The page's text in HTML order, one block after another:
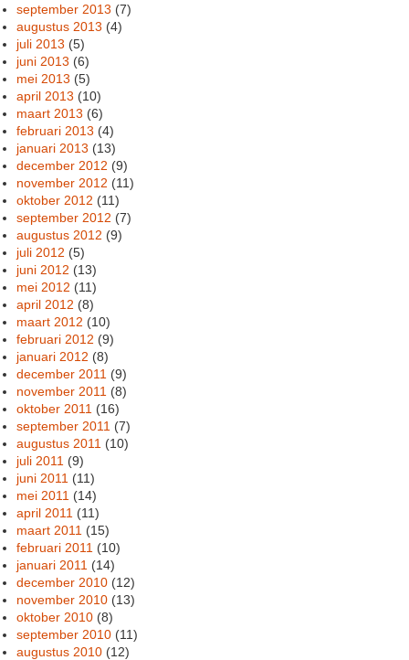
september 2013 (7)
augustus 2013 (4)
juli 2013 (5)
juni 2013 (6)
mei 2013 (5)
april 2013 (10)
maart 2013 (6)
februari 2013 (4)
januari 2013 (13)
december 2012 (9)
november 2012 (11)
oktober 2012 (11)
september 2012 (7)
augustus 2012 (9)
juli 2012 (5)
juni 2012 (13)
mei 2012 (11)
april 2012 (8)
maart 2012 (10)
februari 2012 (9)
januari 2012 (8)
december 2011 (9)
november 2011 (8)
oktober 2011 (16)
september 2011 (7)
augustus 2011 (10)
juli 2011 (9)
juni 2011 (11)
mei 2011 (14)
april 2011 (11)
maart 2011 (15)
februari 2011 (10)
januari 2011 (14)
december 2010 (12)
november 2010 (13)
oktober 2010 (8)
september 2010 (11)
augustus 2010 (12)